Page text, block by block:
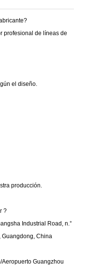
profesional de líneas de
el diseño.
producción.
?
Industrial Road, n.°
Guangdong, China
Guangzhou